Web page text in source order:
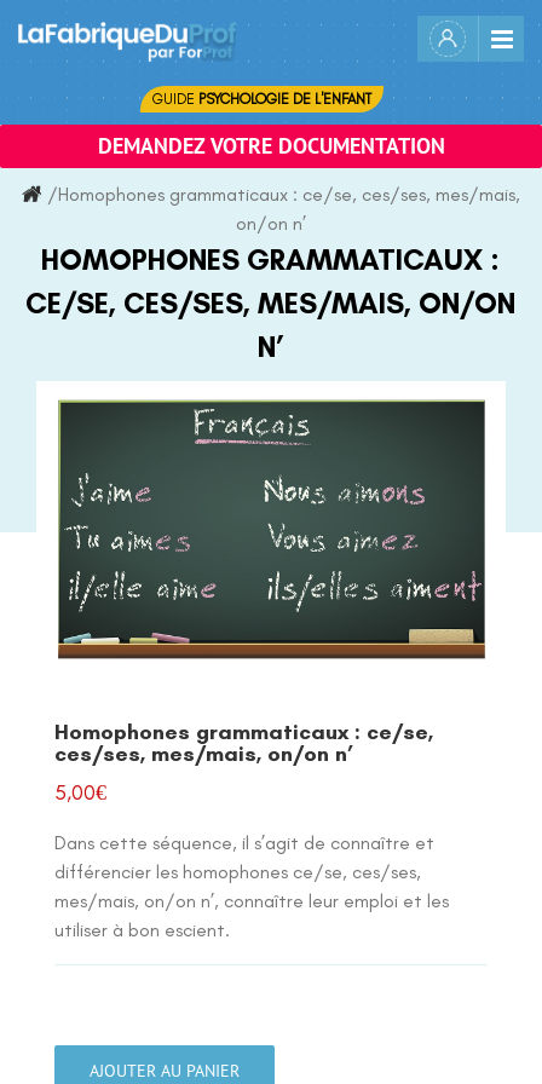
content
GUIDE PSYCHOLOGIE DE L'ENFANT
DEMANDEZ VOTRE DOCUMENTATION
/Homophones grammaticaux : ce/se, ces/ses, mes/mais,
on/on n’
HOMOPHONES GRAMMATICAUX :
CE/SE, CES/SES, MES/MAIS, ON/ON
N’
Homophones grammaticaux : ce/se,
ces/ses, mes/mais, on/on n’
5,00€
Dans cette séquence, il s’agit de connaître et
différencier les homophones ce/se, ces/ses,
mes/mais, on/on n’, connaître leur emploi et les
utiliser à bon escient.
AJOUTER AU PANIER